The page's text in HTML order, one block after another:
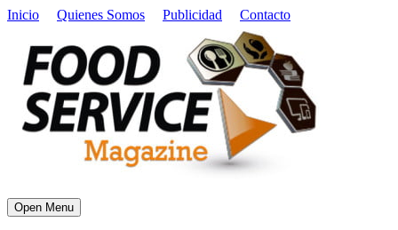
Inicio Quienes Somos Publicidad Contacto
Open Menu